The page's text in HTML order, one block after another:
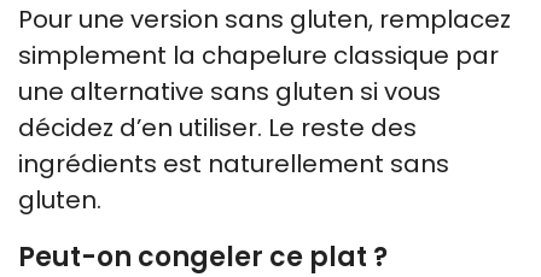
Pour une version sans gluten, remplacez
simplement la chapelure classique par
une alternative sans gluten si vous
décidez d’en utiliser. Le reste des
ingrédients est naturellement sans
gluten.
Peut-on congeler ce plat ?